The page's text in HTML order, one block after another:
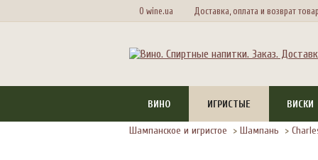
О wine.ua Доставка, оплата и возврат
ВИНО ИГРИСТЫЕ ВИСКИ
Шампанское и игристое > Шампань >